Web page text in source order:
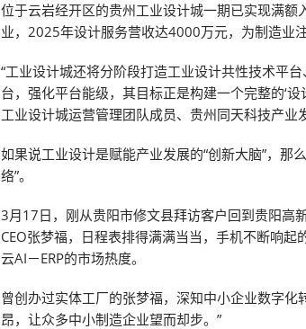
位于云岩经开区的贵州工业设计城一期已实现满
业，2025年设计服务营收达4000万元，为制造业
“工业设计城还将分阶段打造工业设计共性技术平
台，强化平台能级，其目标正是构建一个完整的‘
工业设计城运营管理团队成员、贵州同天科技产业
如果说工业设计是赋能产业发展的“创新大脑”，那
络”。
3月17日，刚从贵阳市修文县拜访客户回到贵阳高
CEO张梦福，日程表排得满满当当，手机不断响
云AI－ERP的市场热度。
曾创办过实体工厂的张梦福，深知中小企业数字化
昂，让众多中小制造企业望而却步。”